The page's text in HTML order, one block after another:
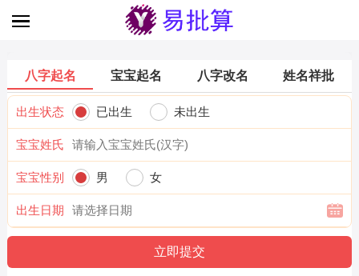
八字起名 宝宝起名 八字改名 姓名祥批
出生状态 已出生 未出生
宝宝姓氏
宝宝性别 男 女
出生日期